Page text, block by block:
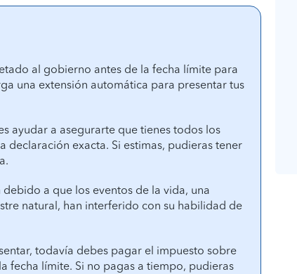
al gobierno antes de la fecha límite para
una extensión automática para presentar tus
ayudar a asegurarte que tienes todos los
declaración exacta. Si estimas, pudieras tener
a que los eventos de la vida, una
natural, han interferido con su habilidad de
todavía debes pagar el impuesto sobre
fecha límite. Si no pagas a tiempo, pudieras